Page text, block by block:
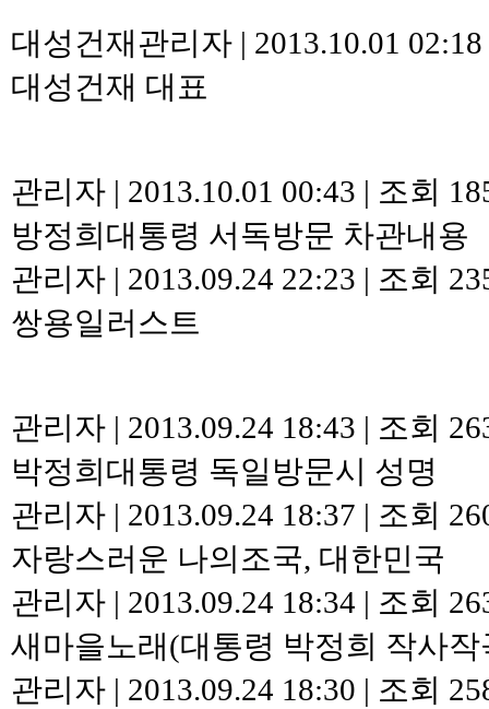
대성건재관리자 | 2013.10.01 02:18
대성건재 대표
관리자 | 2013.10.01 00:43 | 조회
방정희대통령 서독방문 차관내용
관리자 | 2013.09.24 22:23 | 조회
쌍용일러스트
관리자 | 2013.09.24 18:43 | 조회
박정희대통령 독일방문시 성명
관리자 | 2013.09.24 18:37 | 조회
자랑스러운 나의조국, 대한민국
관리자 | 2013.09.24 18:34 | 조회
새마을노래(대통령 박정희 작사작
관리자 | 2013.09.24 18:30 | 조회